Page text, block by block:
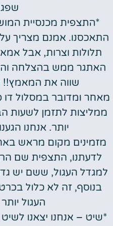
*התצפית מכנסיית
האתגר ממש בהצלחה
שווה את המאמץ!!
מאחר ומדובר במסלול דו
ממליצות לתזמן לשעות
יותר. אנחנו
מזמינים מקום מראש
לדעתנו, התצפית שם
למגדל העגול, ששם יש
בנוסף, זה לא כלול
העגול
*שיט – אנחנו יצאנו